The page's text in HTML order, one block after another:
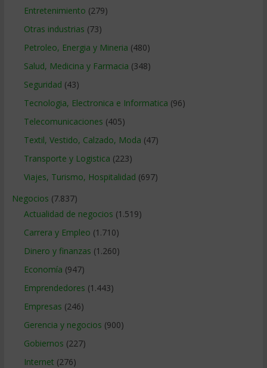
Entretenimiento (279)
Otras industrias (73)
Petroleo, Energia y Mineria (480)
Salud, Medicina y Farmacia (348)
Seguridad (43)
Tecnologia, Electronica e Informatica (96)
Telecomunicaciones (405)
Textil, Vestido, Calzado, Moda (47)
Transporte y Logistica (223)
Viajes, Turismo, Hospitalidad (697)
Negocios (7.837)
Actualidad de negocios (1.519)
Carrera y Empleo (1.710)
Dinero y finanzas (1.260)
Economía (947)
Emprendedores (1.443)
Empresas (246)
Gerencia y negocios (900)
Gobiernos (227)
Internet (276)